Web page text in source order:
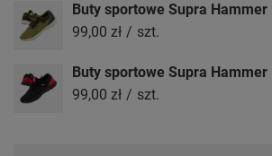
Buty sportowe Supra Hammer
99,00 zł / szt.
Buty sportowe Supra Hammer
99,00 zł / szt.